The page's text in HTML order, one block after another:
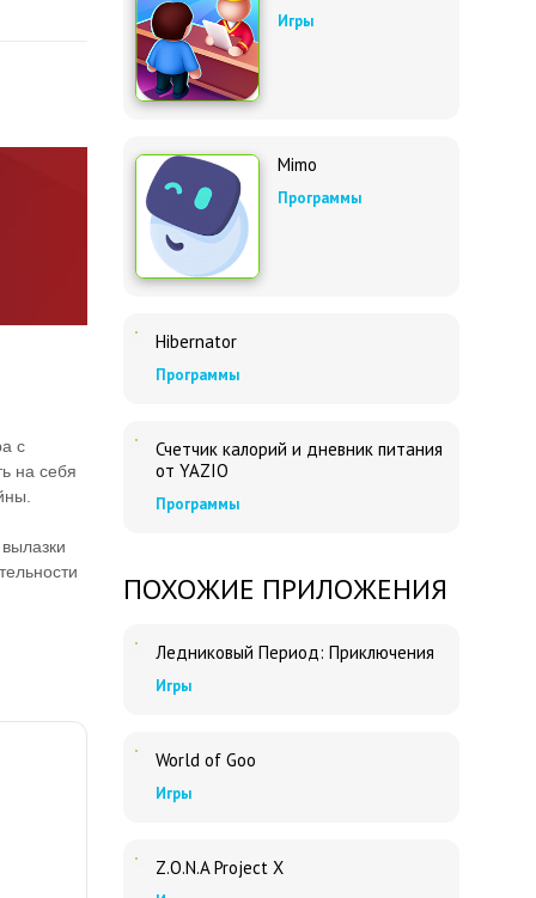
с
на себя
Игры
Mimo
Программы
Hibernator
Программы
Счетчик калорий и дневник питания
от YAZIO
Программы
ПОХОЖИЕ ПРИЛОЖЕНИЯ
Ледниковый Период: Приключения
Игры
World of Goo
Игры
Z.O.N.A Project X